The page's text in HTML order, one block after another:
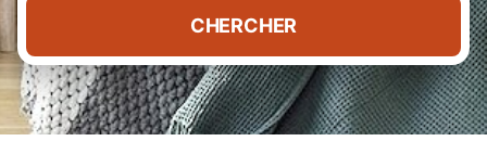
CHERCHER